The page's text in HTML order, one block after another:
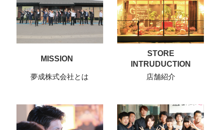
MISSION
夢成株式会社とは
STORE
INTRUDUCTION
店舗紹介